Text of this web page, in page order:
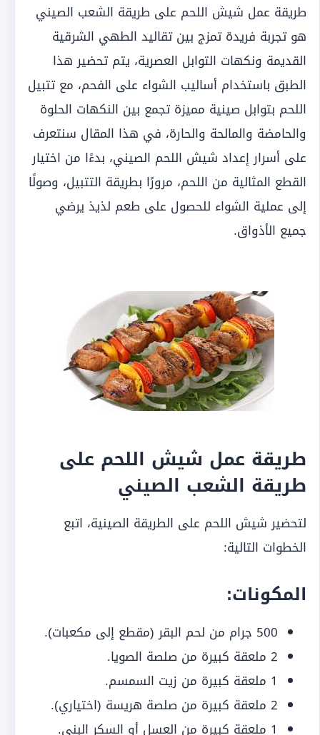
طريقة عمل شيش اللحم على طريقة الشعب الصيني
هو تجربة فريدة تمزج بين تقاليد الطهي الشرقية
القديمة ونكهات التوابل العصرية، يتم تحضير هذا
الطبق باستخدام أساليب الشواء على الفحم، مع تتبيل
اللحم بتوابل صينية مميزة تجمع بين النكهات الحلوة
والحامضة والمالحة والحارة، في هذا المقال سنتعرف
على أسرار إعداد شيش اللحم الصيني، بدءًا من اختيار
القطع المثالية من اللحم، مرورًا بطريقة التتبيل، وصولًا
إلى عملية الشواء للحصول على طعم لذيذ يرضي
جميع الأذواق.
طريقة عمل شيش اللحم على
طريقة الشعب الصيني
لتحضير شيش اللحم على الطريقة الصينية، اتبع
الخطوات التالية:
المكونات:
500 جرام من لحم البقر (مقطع إلى مكعبات).
2 ملعقة كبيرة من صلصة الصويا.
1 ملعقة كبيرة من زيت السمسم.
2 ملعقة كبيرة من صلصة هريسة (اختياري).
1 ملعقة كبيرة من العسل أو السكر البني.